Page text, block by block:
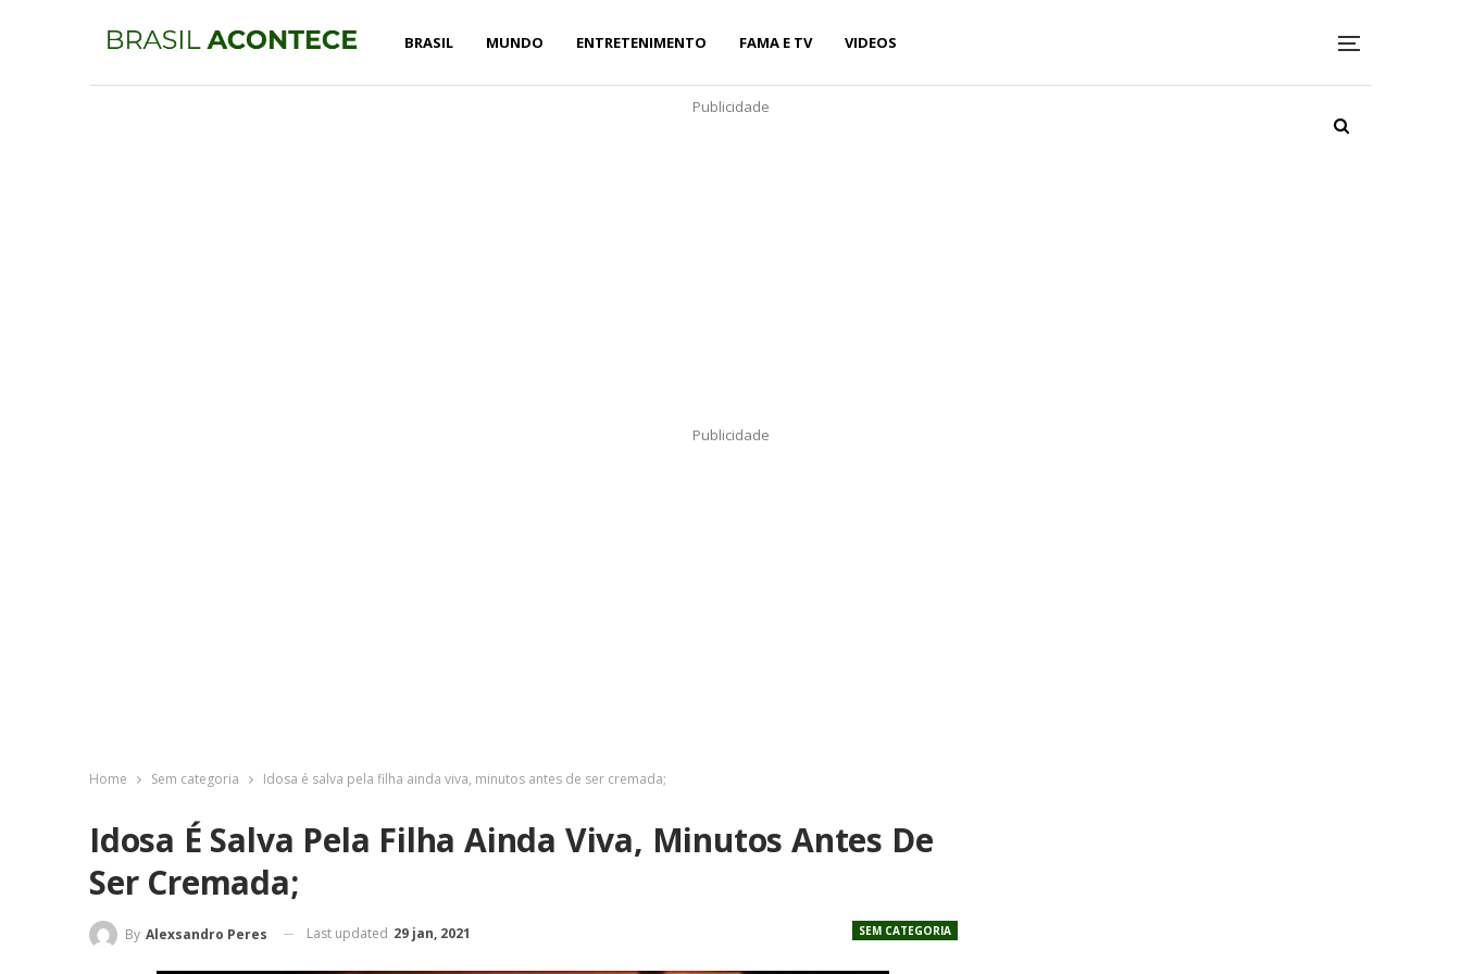
BRASIL MUNDO ENTRETENIMENTO FAMA E TV VIDEOS
Publicidade
Publicidade
Home Sem categoria Idosa é salva pela filha ainda viva, minutos antes de ser cremada;
Idosa É Salva Pela Filha Ainda Viva, Minutos Antes De
Ser Cremada;
SEM CATEGORIA
By Alexsandro Peres Last updated 29 jan, 2021